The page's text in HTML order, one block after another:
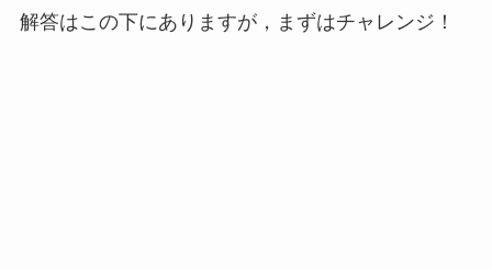
解答はこの下にありますが，まずはチャレンジ！